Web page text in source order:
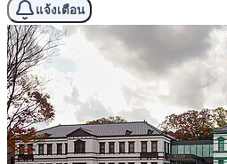
แจ้งเตือน